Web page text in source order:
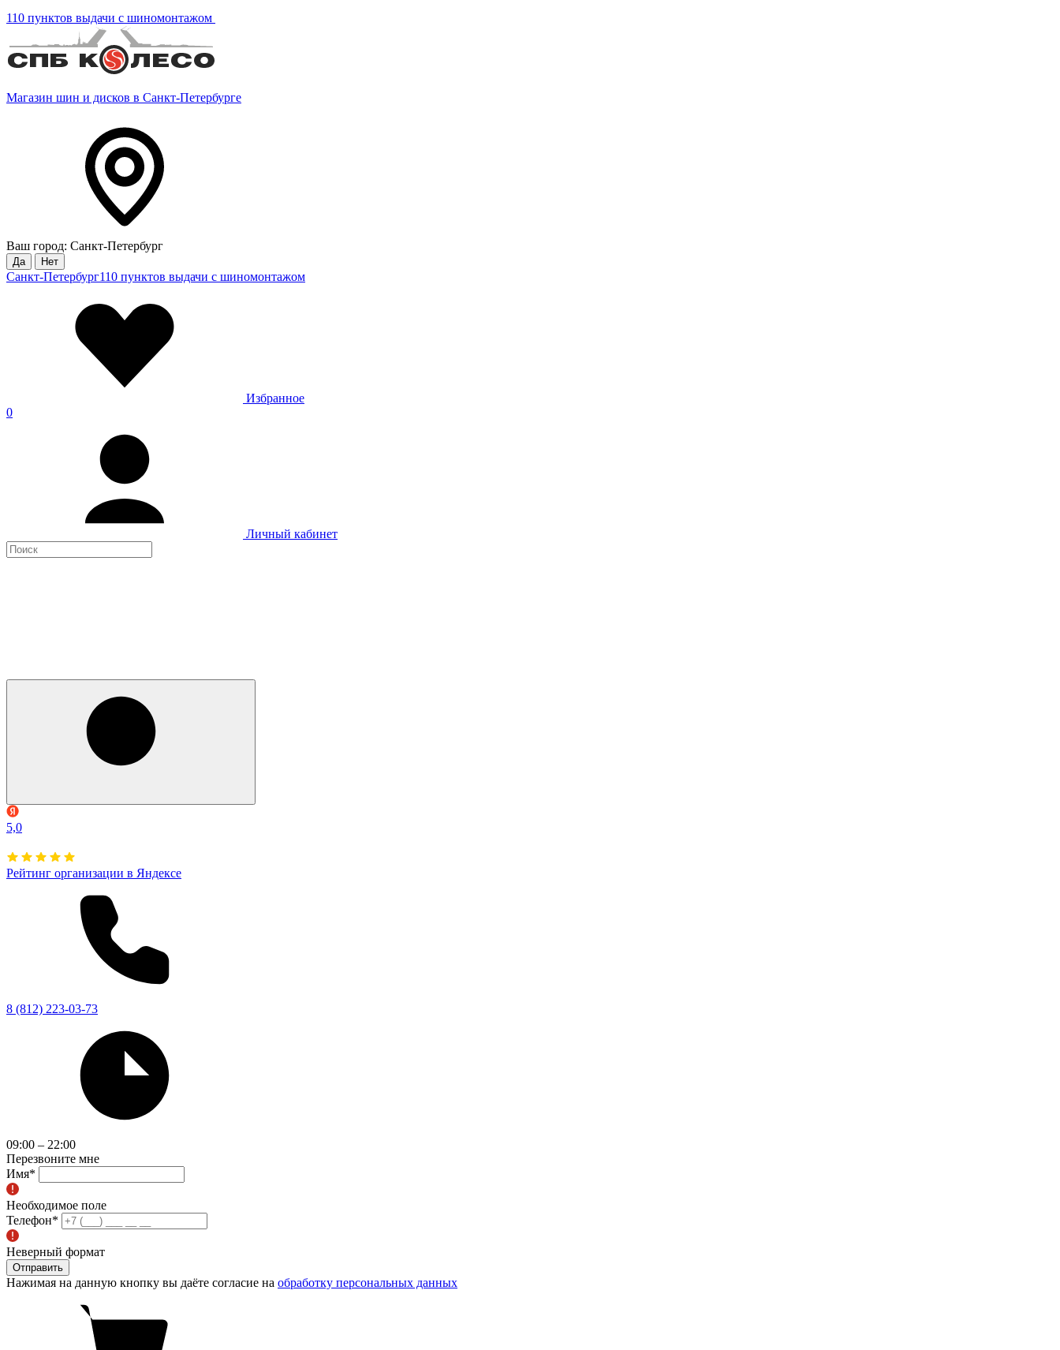
110 пунктов выдачи с шиномонтажом
Магазин шин и дисков в Санкт-Петербурге
Ваш город: Санкт-Петербург
Да Нет
Санкт-Петербург110 пунктов выдачи с шиномонтажом
Избранное
0
Личный кабинет
5,0
Рейтинг организации в Яндексе
8 (812) 223-03-73
09:00 – 22:00
Перезвоните мне
Имя*
Необходимое поле
Телефон*
Неверный формат
Отправить
Нажимая на данную кнопку вы даёте согласие на обработку персональных данных